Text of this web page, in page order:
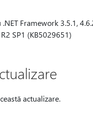
Framework 3.5.1,
SP1 (KB5029651)
actualizare.